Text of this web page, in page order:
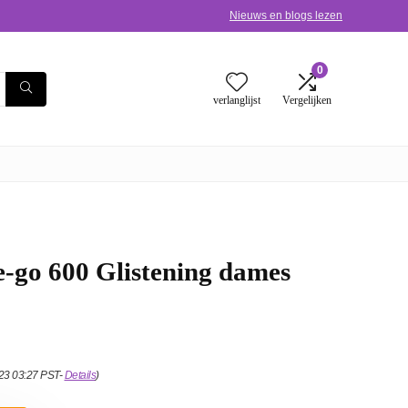
Nieuws en blogs lezen
verlanglijst
0
Vergelijken
go 600 Glistening dames
03:27 PST-Details)